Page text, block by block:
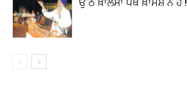
ਉੱਠ ਖ਼ਾਲਸਾ ਪੰਥ ਖ਼ਾਮੋਸ਼ ਨ ਹੋ !